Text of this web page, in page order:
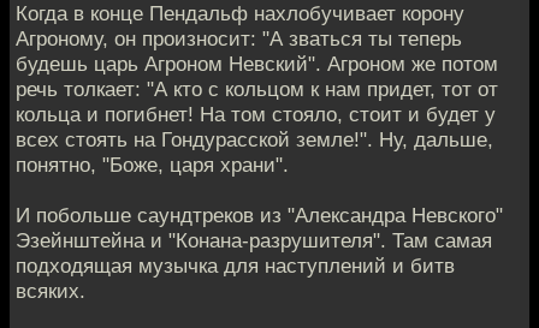
Когда в конце Пендальф нахлобучивает корону
Агроному, он произносит: "А зваться ты теперь
будешь царь Агроном Невский". Агроном же потом
речь толкает: "А кто с кольцом к нам придет, тот от
кольца и погибнет! На том стояло, стоит и будет у
всех стоять на Гондурасской земле!". Ну, дальше,
понятно, "Боже, царя храни".
И побольше саундтреков из "Александра Невского"
Эзейнштейна и "Конана-разрушителя". Там самая
подходящая музычка для наступлений и битв
всяких.